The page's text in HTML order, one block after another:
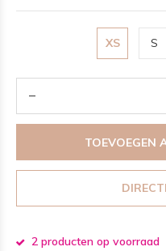
XS S
TOEVOEGEN
2 producten op voorraad